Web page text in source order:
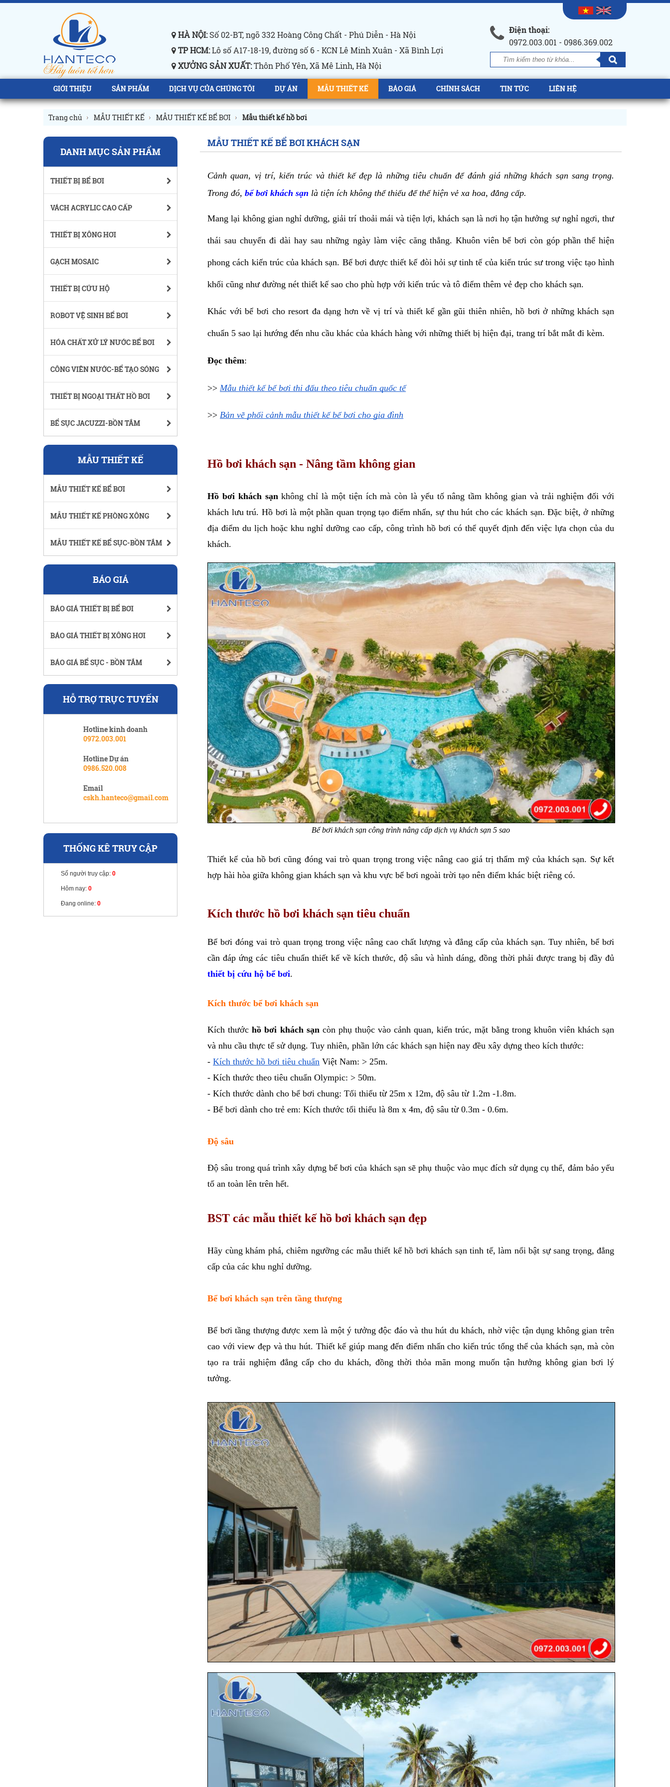
HÀ NỘI:Số 02-BT, ngõ 332 Hoàng Công Chất - Phú Diễn - Hà Nội
TP HCM:Lô số A17-18-19, đường số 6 - KCN Lê Minh Xuân - Xã Bình Lợi
XƯỞNG SẢN XUẤT:Thôn Phố Yên, Xã Mê Linh, Hà Nội
Điện thoại:
0972.003.001 - 0986.369.002
GIỚI THIỆU SẢN PHẨM DỊCH VỤ CỦA CHÚNG TÔI DỰ ÁN MẪU THIẾT KẾ BÁO GIÁ CHÍNH SÁCH TIN TỨC LIÊN HỆ
Trang chủ MẪU THIẾT KẾ MẪU THIẾT KẾ BỂ BƠI Mẫu thiết kế hồ bơi
DANH MỤC SẢN PHẨM
THIẾT BỊ BỂ BƠI
VÁCH ACRYLIC CAO CẤP
THIẾT BỊ XÔNG HƠI
GẠCH MOSAIC
THIẾT BỊ CỨU HỘ
ROBOT VỆ SINH BỂ BƠI
HÓA CHẤT XỬ LÝ NƯỚC BỂ BƠI
CÔNG VIÊN NƯỚC-BỂ TẠO SÓNG
THIẾT BỊ NGOẠI THẤT HỒ BƠI
BỂ SỤC JACUZZI-BỒN TẮM
MẪU THIẾT KẾ
MẪU THIẾT KẾ BỂ BƠI
MẪU THIẾT KẾ PHÒNG XÔNG
MẪU THIẾT KẾ BỂ SỤC-BỒN TẮM
BÁO GIÁ
BÁO GIÁ THIẾT BỊ BỂ BƠI
BÁO GIÁ THIẾT BỊ XÔNG HƠI
BÁO GIÁ BỂ SỤC - BỒN TẮM
HỖ TRỢ TRỰC TUYẾN
Hotline kinh doanh
0972.003.001
Hotline Dự án
0986.520.008
Email
cskh.hanteco@gmail.com
THỐNG KÊ TRUY CẬP
Số người truy cập: 0
Hôm nay: 0
Đang online: 0
MẪU THIẾT KẾ BỂ BƠI KHÁCH SẠN
Cảnh quan, vị trí, kiến trúc và thiết kế đẹp là những tiêu chuẩn để đánh giá những khách sạn sang trọng.
Trong đó, bể bơi khách sạn là tiện ích không thể thiếu để thể hiện vẻ xa hoa, đẳng cấp.
Mang lại không gian nghỉ dưỡng, giải trí thoải mái và tiện lợi, khách sạn là nơi họ tận hưởng sự nghỉ ngơi, thư
thái sau chuyến đi dài hay sau những ngày làm việc căng thẳng. Khuôn viên bể bơi còn góp phần thể hiện
phong cách kiến trúc của khách sạn. Bể bơi được thiết kế đòi hỏi sự tinh tế của kiến trúc sư trong việc tạo hình
khối cũng như đường nét thiết kế sao cho phù hợp với kiến trúc và tô điểm thêm vẻ đẹp cho khách sạn.
Khác với bể bơi cho resort đa dạng hơn về vị trí và thiết kế gần gũi thiên nhiên, hồ bơi ở những khách sạn
chuẩn 5 sao lại hướng đến nhu cầu khác của khách hàng với những thiết bị hiện đại, trang trí bắt mắt đi kèm.
Đọc thêm:
>> Mẫu thiết kế bể bơi thi đấu theo tiêu chuẩn quốc tế
>> Bản vẽ phối cảnh mẫu thiết kế bể bơi cho gia đình
Hồ bơi khách sạn - Nâng tầm không gian
Hồ bơi khách sạn không chỉ là một tiện ích mà còn là yếu tố nâng tầm không gian và trải nghiệm đối với
khách lưu trú. Hồ bơi là một phần quan trọng tạo điểm nhấn, sự thu hút cho các khách sạn. Đặc biệt, ở những
địa điểm du lịch hoặc khu nghỉ dưỡng cao cấp, công trình hồ bơi có thể quyết định đến việc lựa chọn của du
khách.
Bể bơi khách sạn công trình nâng cấp dịch vụ khách sạn 5 sao
Thiết kế của hồ bơi cũng đóng vai trò quan trọng trong việc nâng cao giá trị thẩm mỹ của khách sạn. Sự kết
hợp hài hòa giữa không gian khách sạn và khu vực bể bơi ngoài trời tạo nên điểm khác biệt riêng có.
Kích thước hồ bơi khách sạn tiêu chuẩn
Bể bơi đóng vai trò quan trọng trong việc nâng cao chất lượng và đẳng cấp của khách sạn. Tuy nhiên, bể bơi
cần đáp ứng các tiêu chuẩn thiết kế về kích thước, độ sâu và hình dáng, đồng thời phải được trang bị đầy đủ
thiết bị cứu hộ bể bơi.
Kích thước bể bơi khách sạn
Kích thướchồ bơi khách sạn còn phụ thuộc vào cảnh quan, kiến trúc, mặt bằng trong khuôn viên khách sạn
và nhu cầu thực tế sử dụng. Tuy nhiên, phần lớn các khách sạn hiện nay đều xây dựng theo kích thước:
-Kích thước hồ bơi tiêu chuẩn Việt Nam: > 25m.
- Kích thước theo tiêu chuẩn Olympic: > 50m.
- Kích thước dành cho bể bơi chung: Tối thiểu từ 25m x 12m, độ sâu từ 1.2m -1.8m.
- Bể bơi dành cho trẻ em: Kích thước tối thiểu là 8m x 4m, độ sâu từ 0.3m - 0.6m.
Độ sâu
Độ sâu trong quá trình xây dựng bể bơi của khách sạn sẽ phụ thuộc vào mục đích sử dụng cụ thể, đảm bảo yếu
tố an toàn lên trên hết.
BST các mẫu thiết kế hồ bơi khách sạn đẹp
Hãy cùng khám phá, chiêm ngưỡng các mẫu thiết kế hồ bơi khách sạn tinh tế, làm nổi bật sự sang trọng, đẳng
cấp của các khu nghỉ dưỡng.
Bể bơi khách sạn trên tầng thượng
Bể bơi tầng thượng được xem là một ý tưởng độc đáo và thu hút du khách, nhờ việc tận dụng không gian trên
cao với view đẹp và thu hút. Thiết kế giúp mang đến điểm nhấn cho kiến trúc tổng thể của khách sạn, mà còn
tạo ra trải nghiệm đẳng cấp cho du khách, đồng thời thỏa mãn mong muốn tận hưởng không gian bơi lý
tưởng.